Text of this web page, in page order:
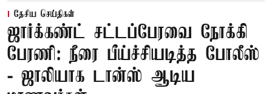
தேசிய செய்திகள்
ஜார்க்கண்ட் சட்டப்பேரவை நோக்கி
பேரணி: நீரை பீய்ச்சியடித்த போலீஸ்
- ஜாலியாக டான்ஸ் ஆடிய